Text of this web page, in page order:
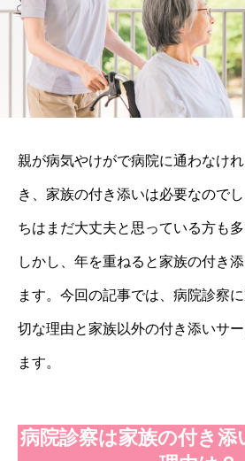
親が病気やけがで病院に通わなけ
き、家族の付き添いは必要なので
ちはまだ大丈夫と思っている方も多
しかし、年を重ねると家族の付き
ます。今回の記事では、病院診察
切な理由と家族以外の付き添いサ
ます。
病院診察は家族の付き添